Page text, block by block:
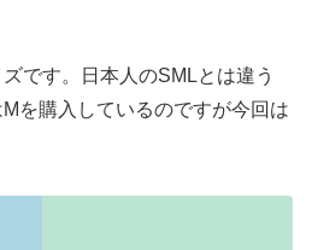
です。日本人のSMLとは違う
を購入しているのですが今回は